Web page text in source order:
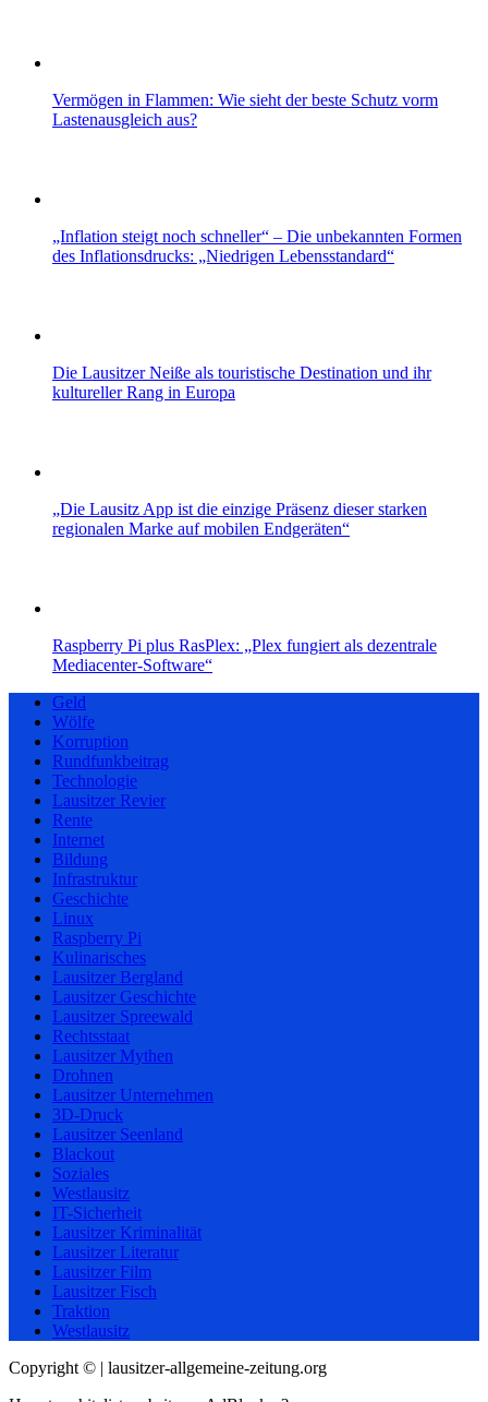
Vermögen in Flammen: Wie sieht der beste Schutz vorm
Lastenausgleich aus?
„Inflation steigt noch schneller“ – Die unbekannten Formen
des Inflationsdrucks: „Niedrigen Lebensstandard“
Die Lausitzer Neiße als touristische Destination und ihr
kultureller Rang in Europa
„Die Lausitz App ist die einzige Präsenz dieser starken
regionalen Marke auf mobilen Endgeräten“
Raspberry Pi plus RasPlex: „Plex fungiert als dezentrale
Mediacenter-Software“
Geld
Wölfe
Korruption
Rundfunkbeitrag
Technologie
Lausitzer Revier
Rente
Internet
Bildung
Infrastruktur
Geschichte
Linux
Raspberry Pi
Kulinarisches
Lausitzer Bergland
Lausitzer Geschichte
Lausitzer Spreewald
Rechtsstaat
Lausitzer Mythen
Drohnen
Lausitzer Unternehmen
3D-Druck
Lausitzer Seenland
Blackout
Soziales
Westlausitz
IT-Sicherheit
Lausitzer Kriminalität
Lausitzer Literatur
Lausitzer Film
Lausitzer Fisch
Traktion
Westlausitz
Copyright © | lausitzer-allgemeine-zeitung.org